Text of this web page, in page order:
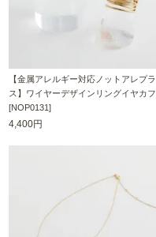
【金属アレルギー対応ノットアレプラ
ス】ワイヤーデザインリングイヤカフ
[NOP0131]
4,400円